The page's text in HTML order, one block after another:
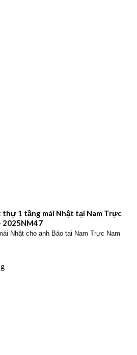
1 tầng mái Nhật tại Nam Trực
2025NM47
Nhật cho anh Bảo tại Nam Trực Nam